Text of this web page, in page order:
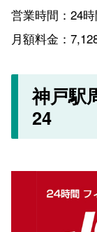
営業時間：24時
月額料金：
神戸駅
24